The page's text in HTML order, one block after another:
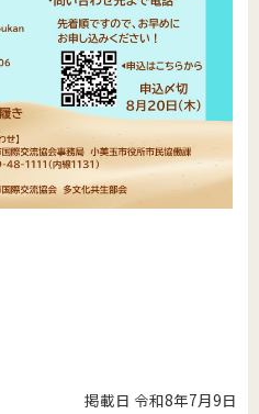
掲載日 令和8年7月9日